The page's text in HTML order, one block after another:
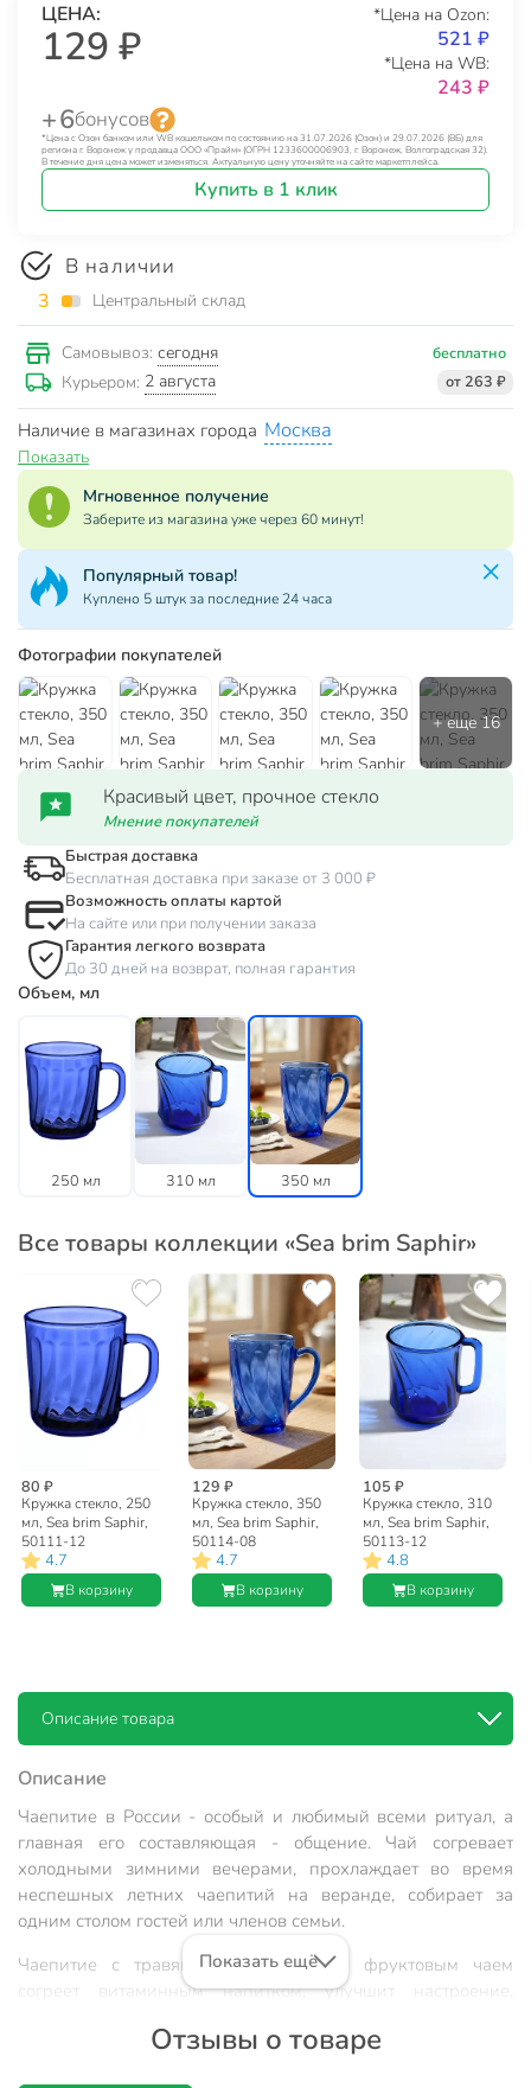
ЦЕНА:
129 ₽
*Цена на Ozon:
521 ₽
*Цена на WB:
243 ₽
+ 6бонусов
*Цена с Озон банком или WB кошельком по состоянию на 31.07.2026 (Озон) и 29.07.2026 (ВБ) для
региона г. Воронеж у продавца ООО «Прайм» (ОГРН 1233600006903, г. Воронеж, Волгоградская 32).
В течение дня цена может изменяться. Актуальную цену уточняйте на сайте маркетплейса.
Купить в 1 клик
В наличии
3 Центральный склад
Самовывоз: сегодня бесплатно
Курьером: 2 августа от 263 ₽
Наличие в магазинах города Москва
Показать
Мгновенное получение
Заберите из магазина уже через 60 минут!
Популярный товар!
Куплено 5 штук за последние 24 часа
Фотографии покупателей
Красивый цвет, прочное стекло
Мнение покупателей
Быстрая доставка
Бесплатная доставка при заказе от 3 000 ₽
Возможность оплаты картой
На сайте или при получении заказа
Гарантия легкого возврата
До 30 дней на возврат, полная гарантия
Объем, мл
250 мл 310 мл 350 мл
Все товары коллекции «Sea brim Saphir»
80 ₽
Кружка стекло, 250
мл, Sea brim Saphir,
50111-12
4.7
В корзину
129 ₽
Кружка стекло, 350
мл, Sea brim Saphir,
50114-08
4.7
В корзину
105 ₽
Кружка стекло, 310
мл, Sea brim Saphir,
50113-12
4.8
В корзину
Описание товара
Описание
Чаепитие в России - особый и любимый всеми ритуал, а
главная его составляющая - общение. Чай согревает
холодными зимними вечерами, прохлаждает во время
неспешных летних чаепитий на веранде, собирает за
одним столом гостей или членов семьи.
Чаепитие с травяным, ягодным или фруктовым чаем
согреет витаминным напитком, улучшит настроение,
повседневных, так и для торжественных случаев и
Показать ещё
Отзывы о товаре